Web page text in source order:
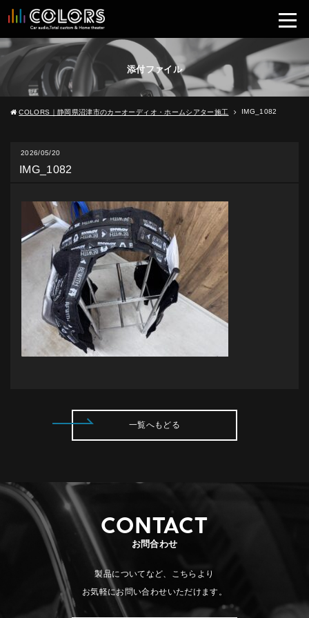
添付ファイル
COLORS｜静岡県沼津市のカーオーディオ・ホームシアター施工 IMG_1082
2026/05/20
IMG_1082
一覧へもどる
CONTACT
お問合わせ
製品についてなど、こちらより
お気軽にお問い合わせいただけます。